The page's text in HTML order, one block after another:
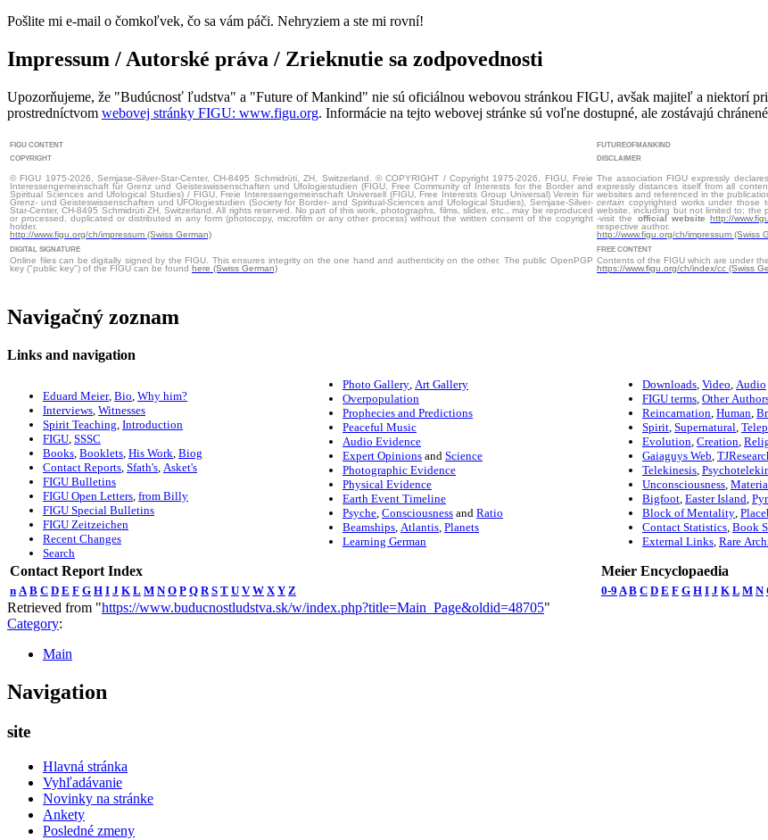
Pošlite mi e-mail o čomkoľvek, čo sa vám páči. Nehryziem a ste mi rovní!
Impressum / Autorské práva / Zrieknutie sa zodpovednosti
Upozorňujeme, že "Budúcnosť ľudstva" a "Future of Mankind" nie sú oficiálnou webovou stránkou FIGU, avšak majiteľ a niektorí
prostredníctvom webovej stránky FIGU: www.figu.org. Informácie na tejto webovej stránke sú voľne dostupné, ale zostávajú
FIGU CONTENT
FUTUREOFMANKIND
COPYRIGHT
© FIGU 1975-2026, Semjase-Silver-Star-Center, CH-8495 Schmidrüti, ZH, Switzerland. © COPYRIGHT / Copyright 1975-2026, FIGU, Freie
Interessengemeinschaft für Grenz und Geisteswissenschaften und Ufologiestudien (FIGU, Free Community of Interests for the Border and
Spiritual Sciences and Ufological Studies) / FIGU, Freie Interessengemeinschaft Universell (FIGU, Free Interests Group Universal) Verein für
Grenz- und Geisteswissenschaften und UFOlogiestudien (Society for Border- and Spiritual-Sciences and Ufological Studies), Semjase-Silver-
Star-Center, CH-8495 Schmidrüti ZH, Switzerland. All rights reserved. No part of this work, photographs, films, slides, etc., may be reproduced
or processed, duplicated or distributed in any form (photocopy, microfilm or any other process) without the written consent of the copyright
holder.
http://www.figu.org/ch/impressum (Swiss German)
DIGITAL SIGNATURE
Online files can be digitally signed by the FIGU. This ensures integrity on the one hand and authenticity on the other. The public OpenPGP
key ("public key") of the FIGU can be found here (Swiss German)
DISCLAIMER
The association FIGU expressly
expressly distances itself from all
websites and referenced in the
certain copyrighted works under those
website, including but not limited to; the
-visit the official website http://
respective author.
http://www.figu.org/ch/impressum (Swiss
FREE CONTENT
Contents of the FIGU which are under
https://www.figu.org/ch/index/cc (Swiss
Navigačný zoznam
Links and navigation
Eduard Meier, Bio, Why him?
Interviews, Witnesses
Spirit Teaching, Introduction
FIGU, SSSC
Books, Booklets, His Work, Biog
Contact Reports, Sfath's, Asket's
FIGU Bulletins
FIGU Open Letters, from Billy
FIGU Special Bulletins
FIGU Zeitzeichen
Recent Changes
Search
Photo Gallery, Art Gallery
Overpopulation
Prophecies and Predictions
Peaceful Music
Audio Evidence
Expert Opinions and Science
Photographic Evidence
Physical Evidence
Earth Event Timeline
Psyche, Consciousness and Ratio
Beamships, Atlantis, Planets
Learning German
Downloads, Video, Audio
FIGU terms, Other
Reincarnation, Human,
Spirit, Supernatural,
Evolution, Creation,
Gaiaguys Web,
Telekinesis,
Unconsciousness,
Bigfoot, Easter Island,
Block of Mentality,
Contact Statistics, Book
External Links, Rare
Contact Report Index Meier Encyclopaedia
n A B C D E F G H I J K L M N O P Q R S T U V W X Y Z 0-9 A B C D E F G H I J K L M N
Retrieved from "https://www.buducnostludstva.sk/w/index.php?title=Main_Page&oldid=48705"
Category:
Main
Navigation
site
Hlavná stránka
Vyhľadávanie
Novinky na stránke
Ankety
Posledné zmeny